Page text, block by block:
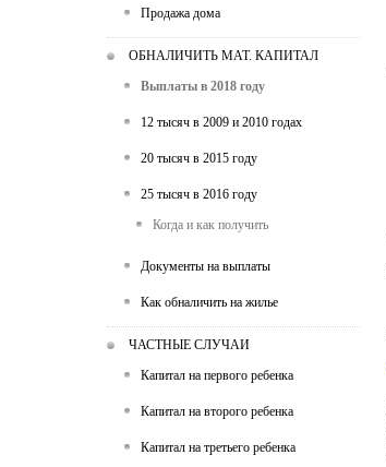
Продажа дома
ОБНАЛИЧИТЬ МАТ. КАПИТАЛ
Выплаты в 2018 году
12 тысяч в 2009 и 2010 годах
20 тысяч в 2015 году
25 тысяч в 2016 году
Когда и как получить
Документы на выплаты
Как обналичить на жилье
ЧАСТНЫЕ СЛУЧАИ
Капитал на первого ребенка
Капитал на второго ребенка
Капитал на третьего ребенка